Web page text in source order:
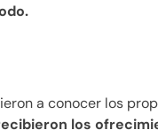
a conocer los
los